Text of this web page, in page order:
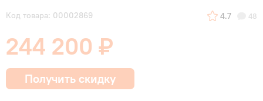
Код товара: 00002869 4.7 48
244 200 ₽
Получить скидку